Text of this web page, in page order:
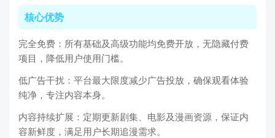
核心优势
完全免费：所有基础及高级功能均免费开放，无隐藏付费
项目，降低用户使用门槛。
低广告干扰：平台最大限度减少广告投放，确保观看体验
纯净，专注内容本身。
内容持续扩展：定期更新剧集、电影及漫画资源，保证内
容新鲜度，满足用户长期追漫需求。